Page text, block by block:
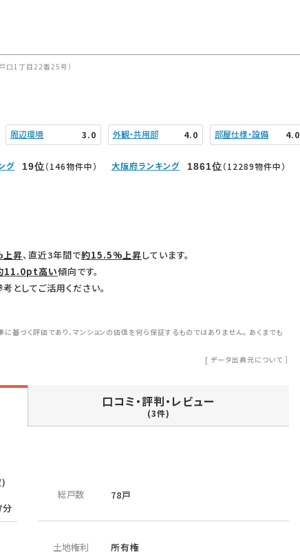
口1丁目22番25号）
周辺環境 3.0 外観・共用部 4.0 部屋仕様・設備 4.0
グ 19位（146物件中） 大阪府ランキング 1861位（12289物件中）
昇、直近3年間で約15.5%上昇しています。
11.0pt高い傾向です。
としてご活用ください。
基づく評価であり、マンションの価値を何ら保証するものではありません。 あくまでも
[ データ出典元について ］
口コミ・評判・レビュー
(3件)
分
総戸数 78戸
土地権利 所有権